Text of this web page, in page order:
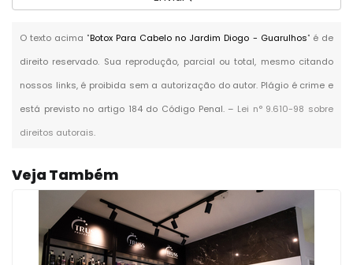
O texto acima "Botox Para Cabelo no Jardim Diogo - Guarulhos" é de
direito reservado. Sua reprodução, parcial ou total, mesmo citando
nossos links, é proibida sem a autorização do autor. Plágio é crime e
está previsto no artigo 184 do Código Penal. – Lei n° 9.610-98 sobre
direitos autorais.
Veja Também